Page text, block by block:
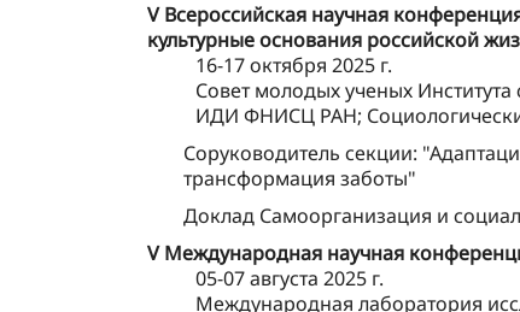
V Всероссийская научная
культурные основания российской
16-17 октября 2025 г.
Совет молодых ученых
ИДИ ФНИСЦ РАН;
Соруководитель секции:
трансформация заботы"
Доклад Самоорганизация и
V Международная научная
05-07 августа 2025 г.
Международная лаборатория